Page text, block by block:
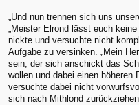
„Und nun trennen sich uns
„Meister Elrond lässt euch
nickte und versuchte nicht
Aufgabe zu versinken. „Mein
sein, der sich anschickt das
wollen und dabei einen höheren
versuchte dabei nicht
sich nach Mithlond